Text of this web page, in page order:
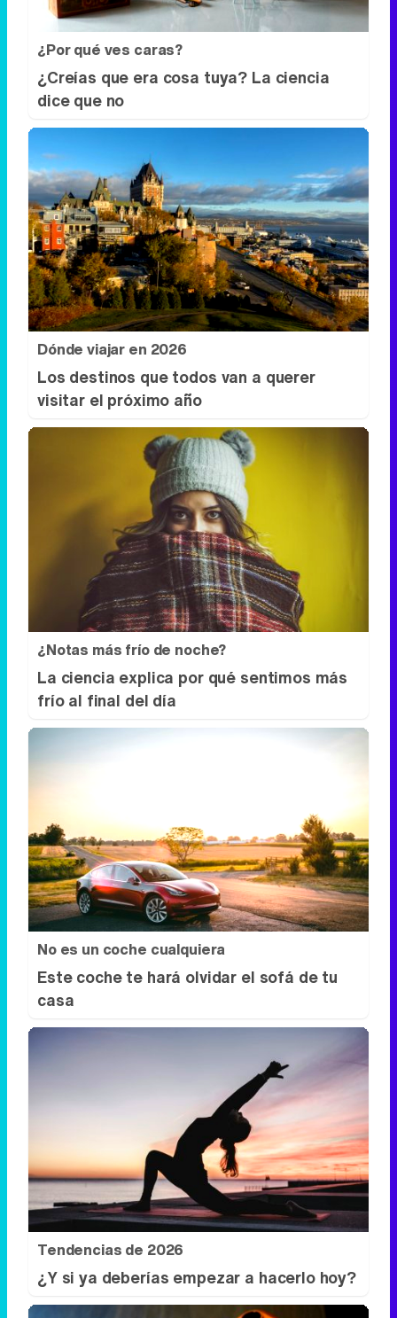
¿Por qué ves caras?
¿Creías que era cosa tuya? La ciencia
dice que no
Dónde viajar en 2026
Los destinos que todos van a querer
visitar el próximo año
¿Notas más frío de noche?
La ciencia explica por qué sentimos más
frío al final del día
No es un coche cualquiera
Este coche te hará olvidar el sofá de tu
casa
Tendencias de 2026
¿Y si ya deberías empezar a hacerlo hoy?